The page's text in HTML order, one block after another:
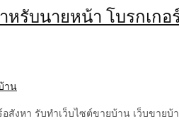
รับนายหน้า โบรกเกอ
สังหา รับทำเว็บไซต์ขายบ้าน เว็บขา